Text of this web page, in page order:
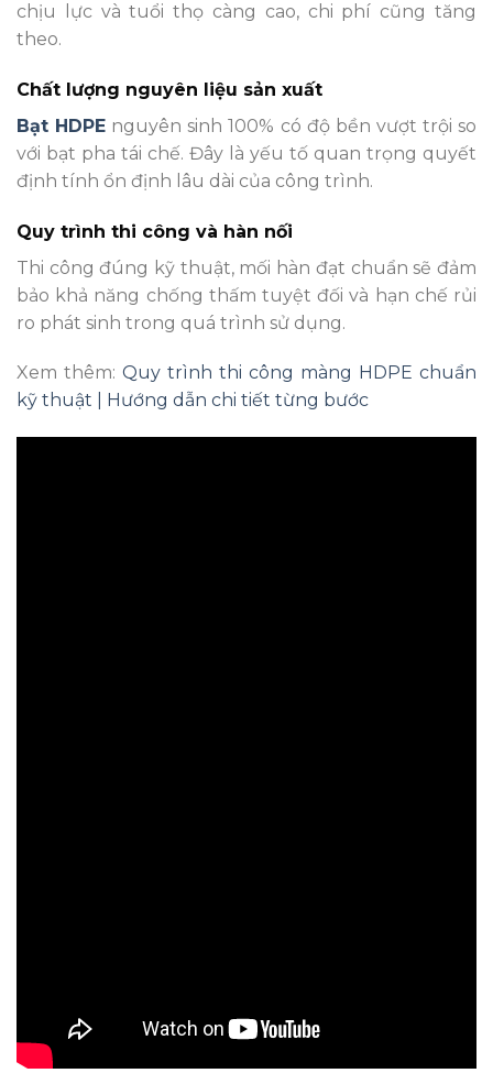
chịu lực và tuổi thọ càng cao, chi phí cũng tăng
theo.
Chất lượng nguyên liệu sản xuất
Bạt HDPE nguyên sinh 100% có độ bền vượt trội so
với bạt pha tái chế. Đây là yếu tố quan trọng quyết
định tính ổn định lâu dài của công trình.
Quy trình thi công và hàn nối
Thi công đúng kỹ thuật, mối hàn đạt chuẩn sẽ đảm
bảo khả năng chống thấm tuyệt đối và hạn chế rủi
ro phát sinh trong quá trình sử dụng.
Xem thêm: Quy trình thi công màng HDPE chuẩn
kỹ thuật | Hướng dẫn chi tiết từng bước